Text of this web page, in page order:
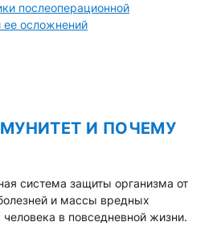
послеоперационной
осложнений
И ПОЧЕМУ
система защиты организма от
и массы вредных
в повседневной жизни.